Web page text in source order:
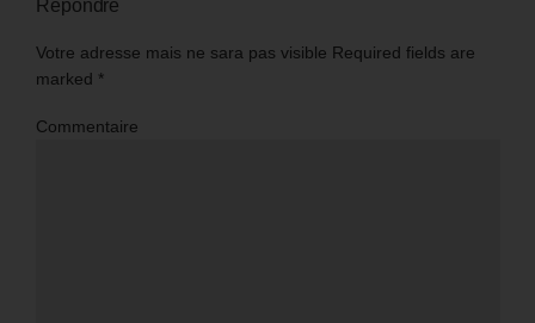
Répondre
Votre adresse mais ne sara pas visible Required fields are
marked *
Commentaire